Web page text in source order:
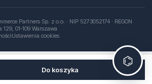
Do koszyka
Partners Sp. z o.o. · NIP 5273052174 · REGON
01‑109 Warszawa
Ustawienia cookies
⌬